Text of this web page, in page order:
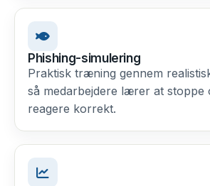
Phishing-simulering
Praktisk træning gennem
så medarbejdere lærer at stoppe
reagere korrekt.